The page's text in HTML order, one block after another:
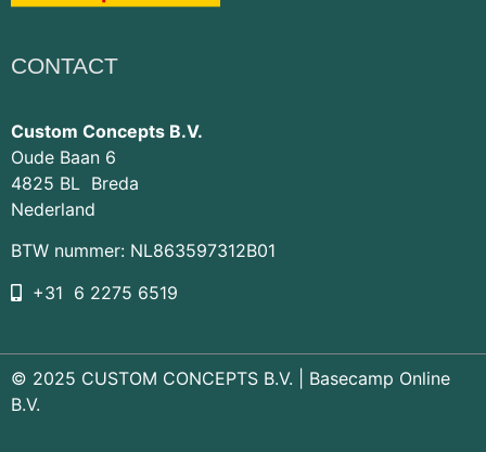
CONTACT
Custom Concepts B.V.
Oude Baan 6
4825 BL Breda
Nederland
BTW nummer: NL863597312B01
+31 6 2275 6519
© 2025 CUSTOM CONCEPTS B.V. | Basecamp Online
B.V.